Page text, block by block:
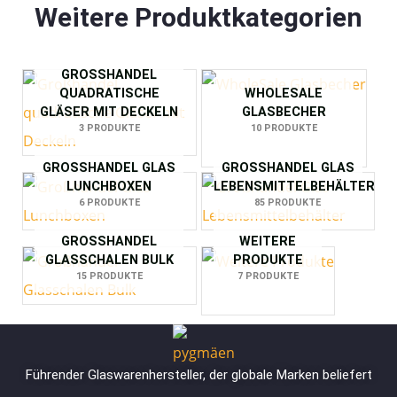
Weitere Produktkategorien
GROSSHANDEL Q
UADRATISCHE G
LÄSER MIT DECKELN
3 PRODUKTE
WHOLESALE
GLASBECHER
10 PRODUKTE
GROSSHANDEL GLAS L
UNCHBOXEN
6 PRODUKTE
GROSSHANDEL GLAS L
EBENSMITTELBEHÄLTER
85 PRODUKTE
GROSSHANDEL G
LASSCHALEN BULK
15 PRODUKTE
WEITERE
PRODUKTE
7 PRODUKTE
Führender Glaswarenhersteller, der globale Marken beliefert